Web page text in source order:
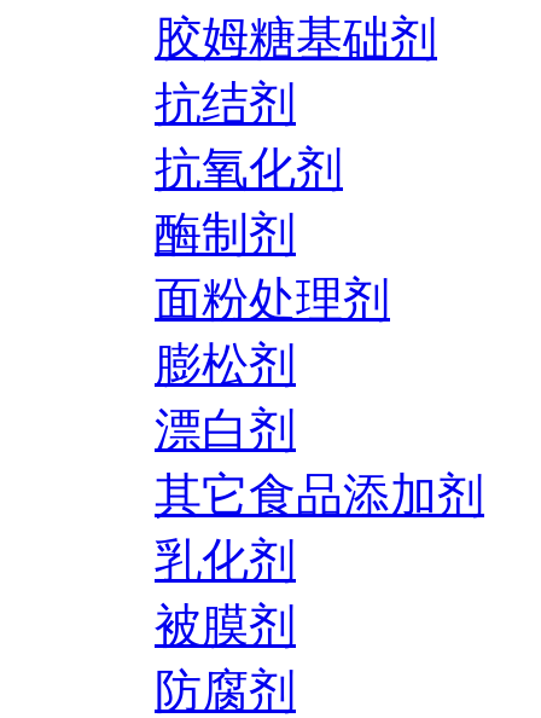
胶姆糖基础剂
抗结剂
抗氧化剂
酶制剂
面粉处理剂
膨松剂
漂白剂
其它食品添加剂
乳化剂
被膜剂
防腐剂